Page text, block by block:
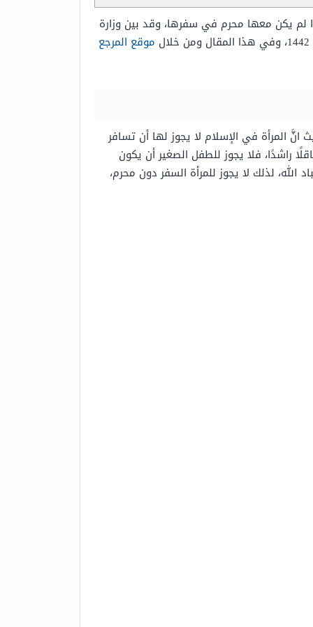
لم يكن معها محرم في سفرها، وقد بين وزارة
موقع المرجع
المرأة في الإسلام لا يجوز لها أن تسافر
راشدًا، فلا يجوز للطفل الصغير أن يكون
لذلك لا يجوز للمرأة السفر دون محرم،